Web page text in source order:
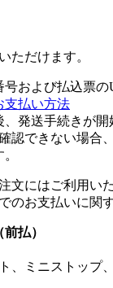
ただけます。
および払込票
支払い方法
発送手続きが
認できない場合
文にはご利用い
のお支払いに関
払）
、ミニストップ